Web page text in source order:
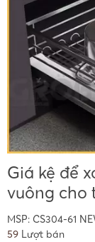
Giá kệ để
vuông cho
MSP: CS304-61
59Lượt bán